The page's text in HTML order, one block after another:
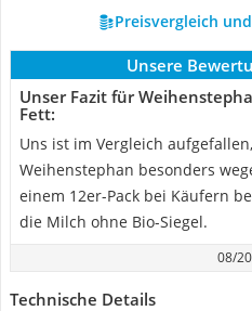
Preisvergleich
Unsere
Unser Fazit für
Fett:
Uns ist im Vergleich
Weihenstephan besonders
einem 12er-Pack bei Käufern
die Milch ohne Bio-Siegel.
08/
Technische Details